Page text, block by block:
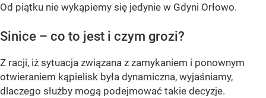
Od piątku nie wykąpiemy się jedynie w Gdyni Orłowo.
Sinice – co to jest i czym grozi?
Z racji, iż sytuacja związana z zamykaniem i ponownym
otwieraniem kąpielisk była dynamiczna, wyjaśniamy,
dlaczego służby mogą podejmować takie decyzje.